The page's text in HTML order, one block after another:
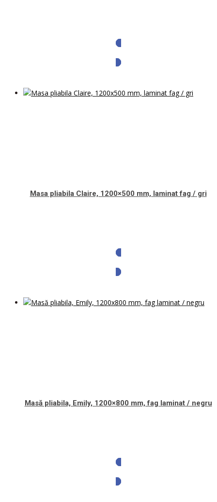
Masa pliabila Claire, 1200×500 mm, laminat fag / gri
Masă pliabila, Emily, 1200×800 mm, fag laminat / negru